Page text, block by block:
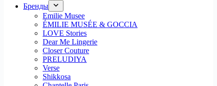
Бренды
Emilie Musee
ÉMILIE MUSÉE & GOCCIA
LOVE Stories
Dear Me Lingerie
Closer Couture
PRELUDIYA
Verse
Shikkosa